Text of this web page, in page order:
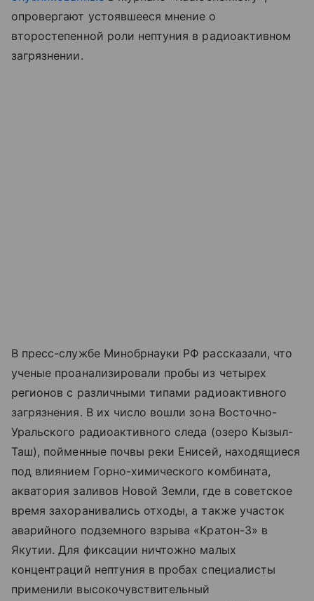
опровергают устоявшееся мнение о
второстепенной роли нептуния в радиоактивном
загрязнении.
В пресс-службе Минобрнауки РФ рассказали, что
ученые проанализировали пробы из четырех
регионов с различными типами радиоактивного
загрязнения. В их число вошли зона Восточно-
Уральского радиоактивного следа (озеро Кызыл-
Таш), пойменные почвы реки Енисей, находящиеся
под влиянием Горно-химического комбината,
акватория заливов Новой Земли, где в советское
время захоранивались отходы, а также участок
аварийного подземного взрыва «Кратон-3» в
Якутии. Для фиксации ничтожно малых
концентраций нептуния в пробах специалисты
применили высокочувствительный